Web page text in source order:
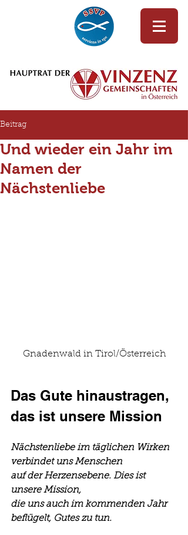
Beitrag
Und wieder ein Jahr im
Namen der
Nächstenliebe
Gnadenwald in Tirol/Österreich
Das Gute hinaustragen,
das ist unsere Mission
Nächstenliebe im täglichen Wirken
verbindet uns Menschen
auf der Herzensebene. Dies ist
unsere Mission,
die uns auch im kommenden Jahr
beflügelt, Gutes zu tun.